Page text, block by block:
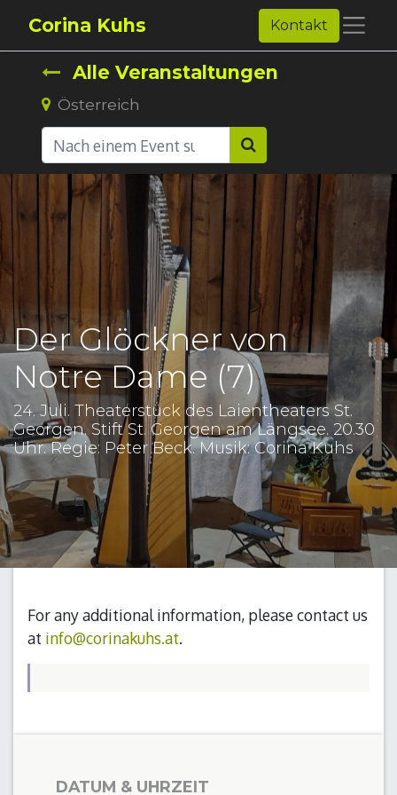
Corina Kuhs Kontakt
Alle Veranstaltungen
Österreich
Der Glöckner von
Notre Dame (7)
24. Juli. Theaterstück des Laientheaters St.
Georgen. Stift St. Georgen am Längsee. 20.30
Uhr. Regie: Peter Beck. Musik: Corina Kuhs
For any additional information, please contact us
at info@corinakuhs.at.
DATUM & UHRZEIT